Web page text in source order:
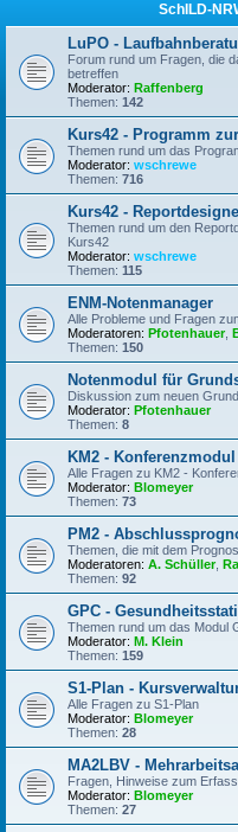
SchILD-
LuPO -
Forum rund um Fragen, die
betreffen
Moderator: Raffenberg
Themen: 142
Kurs42 - Programm
Themen rund um das
Moderator: wschrewe
Themen: 716
Kurs42 -
Themen rund um den
Kurs42
Moderator: wschrewe
Themen: 115
ENM-Notenmanager
Alle Probleme und Fragen
Moderatoren: Pfotenhauer,
Themen: 150
Notenmodul für
Diskussion zum neuen
Moderator: Pfotenhauer
Themen: 8
KM2 - Konferenzmodul
Alle Fragen zu KM2 -
Moderator: Blomeyer
Themen: 73
PM2 -
Themen, die mit dem
Moderatoren: A. Schüller,
Themen: 92
GPC -
Themen rund um das Modul
Moderator: M. Klein
Themen: 159
S1-Plan -
Alle Fragen zu S1-Plan
Moderator: Blomeyer
Themen: 28
MA2LBV -
Fragen, Hinweise zum
Moderator: Blomeyer
Themen: 27